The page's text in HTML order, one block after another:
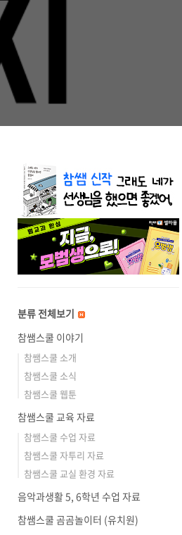
분류 전체보기
참쌤스쿨 이야기
참쌤스쿨 소개
참쌤스쿨 소식
참쌤스쿨 웹툰
참쌤스쿨 교육 자료
참쌤스쿨 수업 자료
참쌤스쿨 자투리 자료
참쌤스쿨 교실 환경 자료
음악과생활 5, 6학년 수업 자료
참쌤스쿨 곰곰놀이터 (유치원)